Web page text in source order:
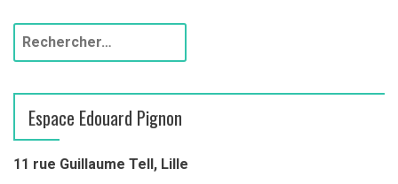
i
g
a
i
h
r
c
Espace Edouard Pignon
11 rue Guillaume Tell, Lille